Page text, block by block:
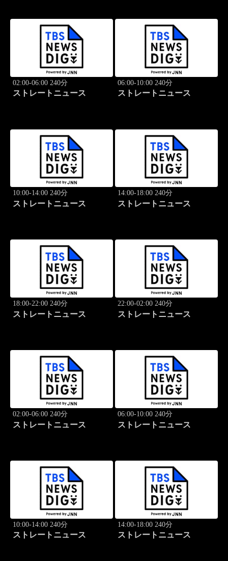
02:00-06:00 240分
ストレートニュース
06:00-10:00 240分
ストレートニュース
10:00-14:00 240分
ストレートニュース
14:00-18:00 240分
ストレートニュース
18:00-22:00 240分
ストレートニュース
22:00-02:00 240分
ストレートニュース
02:00-06:00 240分
ストレートニュース
06:00-10:00 240分
ストレートニュース
10:00-14:00 240分
ストレートニュース
14:00-18:00 240分
ストレートニュース